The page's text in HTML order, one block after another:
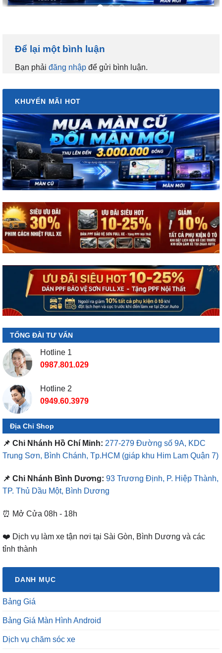
Để lại một bình luận
Bạn phải đăng nhập để gửi bình luận.
KHUYẾN MÃI HOT
TỔNG ĐÀI TƯ VẤN
Hotline 1
0987.801.029
Hotline 2
0949.60.3979
Địa Chỉ Shop
📌 Chi Nhánh Hồ Chí Minh: 277-279 Đường số 9A, KDC
Trung Sơn, Bình Chánh, Tp.HCM (giáp khu Him Lam Quận 7)
📌 Chi Nhánh Bình Dương: 93 Trương Định, P. Hiệp Thành,
TP. Thủ Dầu Một, Bình Dương
⏰ Mở Cửa 08h - 18h
❤️ Dịch vụ làm xe tận nơi tại Sài Gòn, Bình Dương và các
tỉnh thành
DANH MỤC
Bảng Giá
Bảng Giá Màn Hình Android
Dịch vụ chăm sóc xe